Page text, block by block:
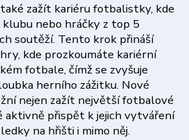
zažít kariéru fotbalistky, kde
nebo hráčky z top 5
soutěží. Tento krok přináší
kde prozkoumáte kariérní
fotbale, čímž se zvyšuje
herního zážitku. Nové
nejen zažít největší fotbalové
aktivně přispět k jejich vytváření
na hřišti i mimo něj.